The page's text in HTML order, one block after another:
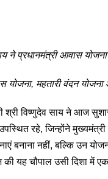
ने प्रधानमंत्री आवास
योजना, महतारी वंदन
श्री विष्णुदेव साय ने आज
रहे, जिन्होंने
बनाना नहीं, बल्कि उन
यह चौपाल उसी दिशा में